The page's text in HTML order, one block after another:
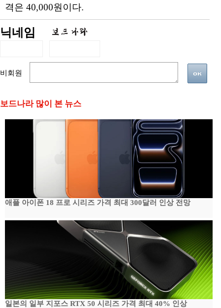
격은 40,000원이다.
닉네임
비회원
보드나라 많이 본 뉴스
애플 아이폰 18 프로 시리즈 가격 최대 300달러 인상 전망
일본의 일부 지포스 RTX 50 시리즈 가격 최대 40% 인상